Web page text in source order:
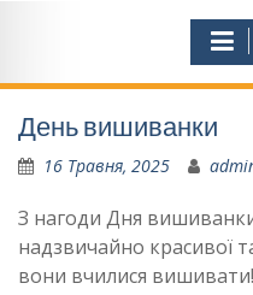
День вишиванки
16 Травня, 2025
З нагоди Дня
надзвичайно красивої
вони вчилися вишивати!